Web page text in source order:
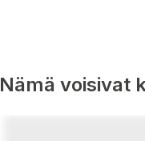
Nämä voisivat